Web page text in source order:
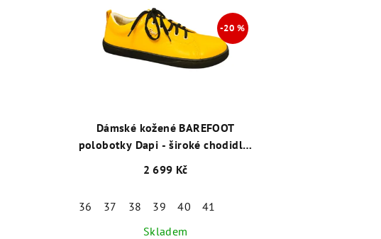
Dámské kožené BAREFOOT
polobotky Dapi - široké chodidlo,
2 699 Kč
36 37 38 39 40
41
Skladem